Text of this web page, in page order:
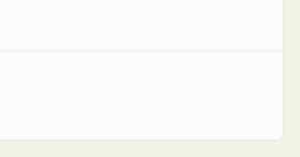
del consumo en mayo, aunque no tanto